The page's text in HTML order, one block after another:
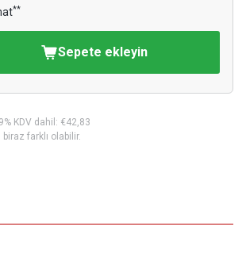
**
Sepete ekleyin
KDV dahil: €42,83
farklı olabilir.